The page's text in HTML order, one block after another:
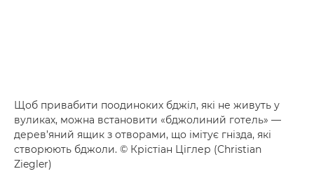
Щоб привабити поодиноких бджіл, які не живуть у
вуликах, можна встановити «бджолиний готель» —
дерев’яний ящик з отворами, що імітує гнізда, які
створюють бджоли. © Крістіан Ціглер (Christian
Ziegler)